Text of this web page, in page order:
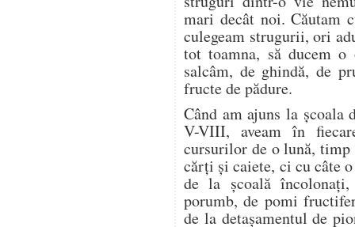
mari decât noi. Căutam
culegeam strugurii, ori
tot toamna, să ducem o
salcâm, de ghindă, de
fructe de pădure.
Când am ajuns la școala
V-VIII, aveam în
cursurilor de o lună, timp
cărți și caiete, ci cu câte
de la școală
porumb, de pomi
de la detașamentul de